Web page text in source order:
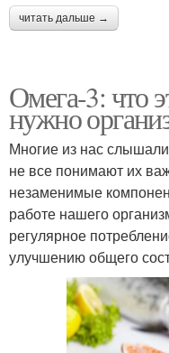
читать дальше →
Омега-3: что
нужно
Многие из нас
не все понимают их
незаменимые
работе нашего
регулярное
улучшению общего